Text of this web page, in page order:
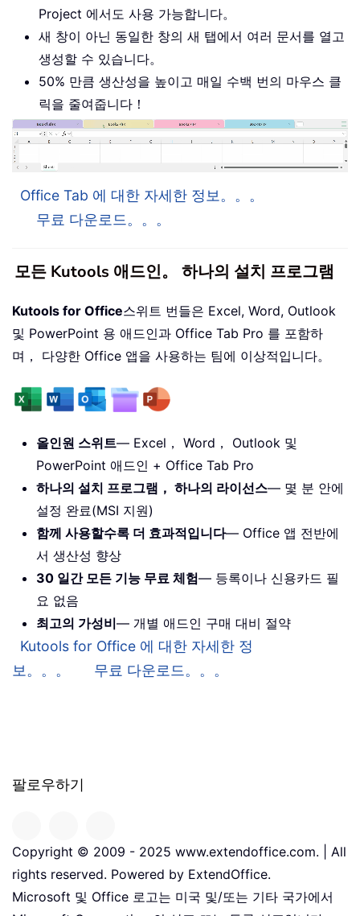
Project 에서도 사용 가능합니다。
새 창이 아닌 동일한 창의 새 탭에서 여러 문서를 열고
생성할 수 있습니다。
50% 만큼 생산성을 높이고 매일 수백 번의 마우스 클
릭을 줄여줍니다！
Office Tab 에 대한 자세한 정보。。。
무료 다운로드。。。
모든 Kutools 애드인。 하나의 설치 프로그램
Kutools for Office스위트 번들은 Excel, Word, Outlook
및 PowerPoint 용 애드인과 Office Tab Pro 를 포함하
며， 다양한 Office 앱을 사용하는 팀에 이상적입니다。
올인원 스위트— Excel， Word， Outlook 및
PowerPoint 애드인 + Office Tab Pro
하나의 설치 프로그램， 하나의 라이선스— 몇 분 안에
설정 완료(MSI 지원)
함께 사용할수록 더 효과적입니다— Office 앱 전반에
서 생산성 향상
30 일간 모든 기능 무료 체험— 등록이나 신용카드 필
요 없음
최고의 가성비— 개별 애드인 구매 대비 절약
Kutools for Office 에 대한 자세한 정
보。。。
무료 다운로드。。。
팔로우하기
Copyright © 2009 - 2025 www.extendoffice.com. | All
rights reserved. Powered by ExtendOffice.
Microsoft 및 Office 로고는 미국 및/또는 기타 국가에서